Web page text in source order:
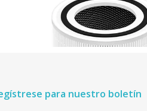
para nuestro boletín